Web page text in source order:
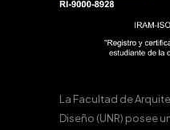
La Facultad de
Diseño (UNR) posee